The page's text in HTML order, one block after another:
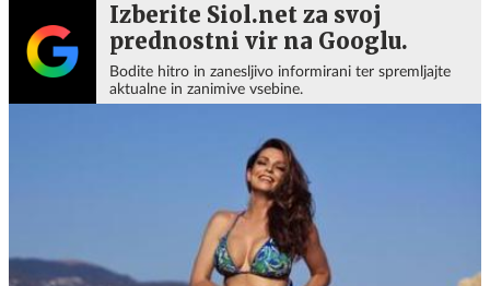
Izberite Siol.net za svoj
prednostni vir na Googlu.
Bodite hitro in zanesljivo informirani ter spremljajte
aktualne in zanimive vsebine.